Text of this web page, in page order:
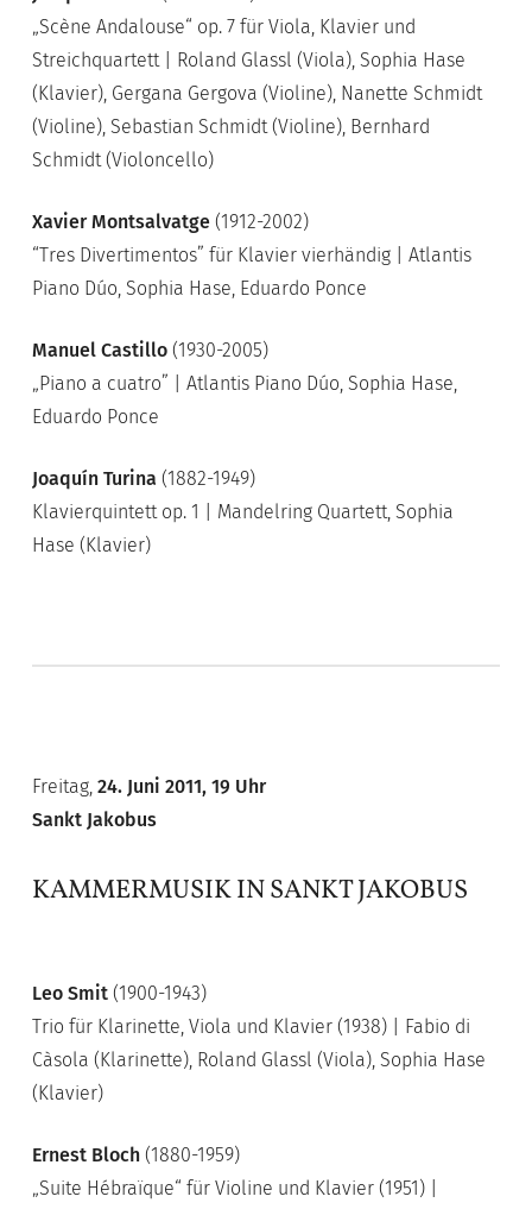
„Scène Andalouse“ op. 7 für Viola, Klavier und
Streichquartett | Roland Glassl (Viola), Sophia Hase
(Klavier), Gergana Gergova (Violine), Nanette Schmidt
(Violine), Sebastian Schmidt (Violine), Bernhard
Schmidt (Violoncello)
Xavier Montsalvatge(1912-2002)
“Tres Divertimentos” für Klavier vierhändig | Atlantis
Piano Dúo, Sophia Hase, Eduardo Ponce
Manuel Castillo(1930-2005)
„Piano a cuatro” | Atlantis Piano Dúo, Sophia Hase,
Eduardo Ponce
Joaquín Turina (1882-1949)
Klavierquintett op. 1 | Mandelring Quartett, Sophia
Hase (Klavier)
Freitag, 24. Juni 2011, 19 Uhr
Sankt Jakobus
KAMMERMUSIK IN SANKT JAKOBUS
Leo Smit(1900-1943)
Trio für Klarinette, Viola und Klavier (1938) | Fabio di
Càsola (Klarinette), Roland Glassl (Viola), Sophia Hase
(Klavier)
Ernest Bloch(1880-1959)
„Suite Hébraïque“ für Violine und Klavier (1951) |